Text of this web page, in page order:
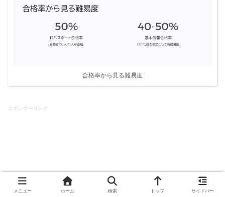
合格率から見る難易度
スポンサーリンク
メニュー ホーム 検索 トップ サイドバー